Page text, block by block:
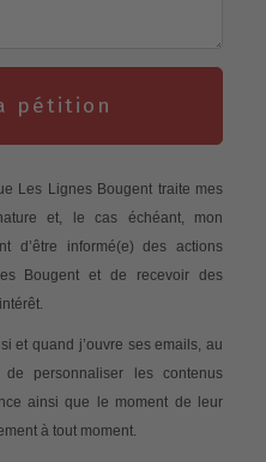
pétition
Les Lignes Bougent traite mes
et, le cas échéant, mon
d’être informé(e) des actions
Bougent et de recevoir des
et quand j’ouvre ses emails, au
personnaliser les contenus
ainsi que le moment de leur
à tout moment.